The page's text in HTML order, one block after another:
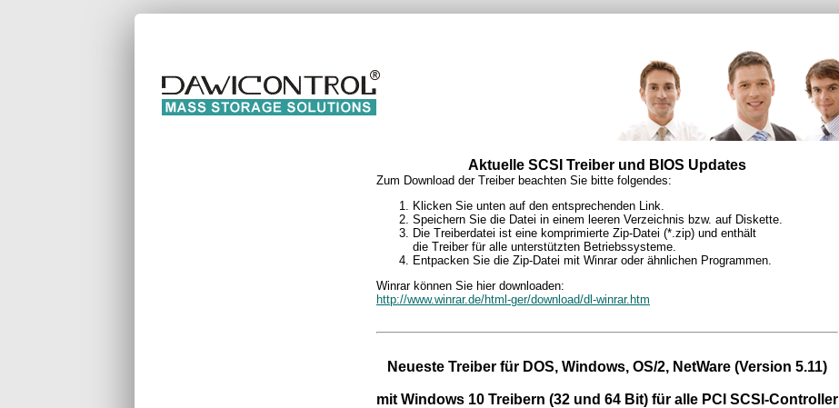
Aktuelle SCSI Treiber und BIOS Updates
Zum Download der Treiber beachten Sie bitte folgendes:
Klicken Sie unten auf den entsprechenden Link.
Speichern Sie die Datei in einem leeren Verzeichnis bzw. auf Diskette.
Die Treiberdatei ist eine komprimierte Zip-Datei (*.zip) und enthält
die Treiber für alle unterstützten Betriebssysteme.
Entpacken Sie die Zip-Datei mit Winrar oder ähnlichen Programmen.
Winrar können Sie hier downloaden:
http://www.winrar.de/html-ger/download/dl-winrar.htm
Neueste Treiber für DOS, Windows, OS/2, NetWare (Version 5.11)
mit Windows 10 Treibern (32 und 64 Bit) für alle PCI SCSI-Controller